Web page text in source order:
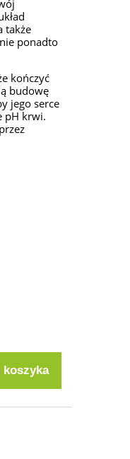
także
ponadto
kończyć
budowę
jego serce
pH krwi.
koszyka